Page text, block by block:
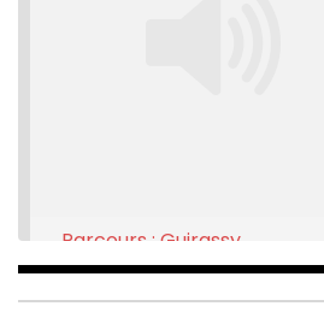
Parcours : Guirassy
Feb 16, 2021 • 28:08